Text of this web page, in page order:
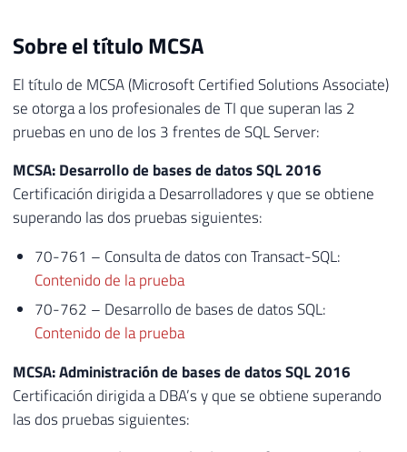
Sobre el título MCSA
El título de MCSA (Microsoft Certified Solutions Associate)
se otorga a los profesionales de TI que superan las 2
pruebas en uno de los 3 frentes de SQL Server:
MCSA: Desarrollo de bases de datos SQL 2016
Certificación dirigida a Desarrolladores y que se obtiene
superando las dos pruebas siguientes:
70-761 – Consulta de datos con Transact-SQL:
Contenido de la prueba
70-762 – Desarrollo de bases de datos SQL:
Contenido de la prueba
MCSA: Administración de bases de datos SQL 2016
Certificación dirigida a DBA’s y que se obtiene superando
las dos pruebas siguientes: